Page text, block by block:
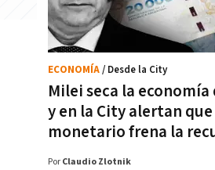
Milei seca la economía
y en la City alertan
monetario frena la
ECONOMÍA/ Desde la City
Por Claudio Zlotnik